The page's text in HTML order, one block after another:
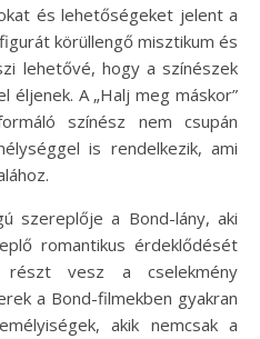
és lehetőségeket jelent a
körüllengő misztikum és
lehetővé, hogy a színészek
éljenek. A „Halj meg máskor”
színész nem csupán
is rendelkezik, ami
szereplője a Bond-lány, aki
romantikus érdeklődését
részt vesz a cselekmény
a Bond-filmekben gyakran
akik nemcsak a